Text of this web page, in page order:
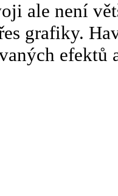
ale není
grafiky.